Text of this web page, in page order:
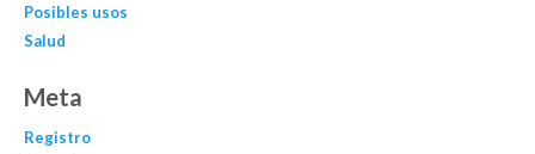
Posibles usos
Salud
Meta
Registro